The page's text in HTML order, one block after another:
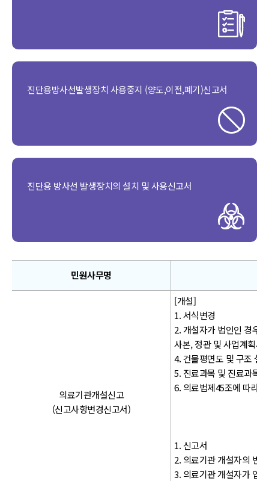
진단용방사선발생장치 사용중지 (양도,이전,폐기)신고서
진단용 방사선 발생장치의 설치 및 사용신고서
민원사무명
의료기관개설신고
(신고사항변경신고서)
[개설]
1. 서식변경
2. 개설자가 법인인 경우 -
사본, 정관 및 사업계획서
4. 건물평면도 및 구조 설
5. 진료과목 및 진료과목
6. 의료법제45조에 따라
1. 신고서
2. 의료기관 개설자의 변
3. 의료기관 개설자가 입